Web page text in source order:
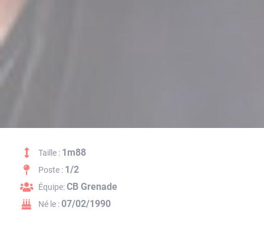
Taille : 1m88
Poste : 1/2
Équipe:CB Grenade
Né le :07/02/1990